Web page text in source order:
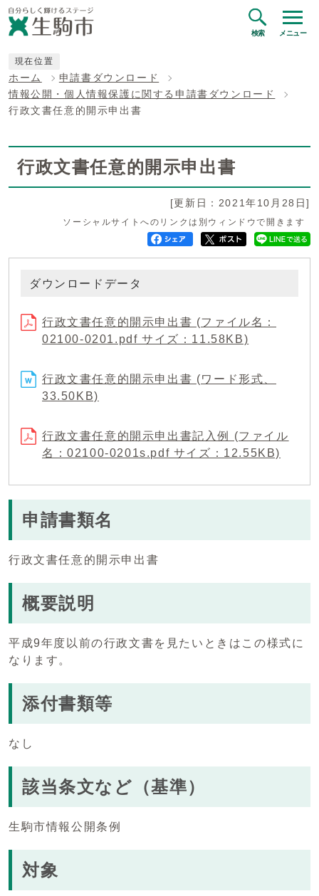
検索 メニュー
現在位置
ホーム
申請書ダウンロード
情報公開・個人情報保護に関する申請書ダウンロード
行政文書任意的開示申出書
行政文書任意的開示申出書
[更新日：2021年10月28日]
ソーシャルサイトへのリンクは別ウィンドウで開きます
ダウンロードデータ
行政文書任意的開示申出書 (ファイル名：
02100-0201.pdf サイズ：11.58KB)
行政文書任意的開示申出書 (ワード形式、
33.50KB)
行政文書任意的開示申出書記入例 (ファイル
名：02100-0201s.pdf サイズ：12.55KB)
申請書類名
行政文書任意的開示申出書
概要説明
平成9年度以前の行政文書を見たいときはこの様式に
なります。
添付書類等
なし
該当条文など（基準）
生駒市情報公開条例
対象